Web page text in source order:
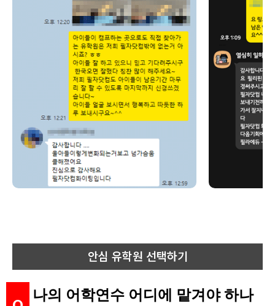
안심 유학원 선택하기
나의 어학연수 어디에 맡겨야 하나